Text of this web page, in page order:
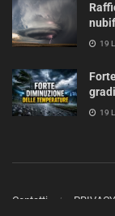
19
19
Contatti